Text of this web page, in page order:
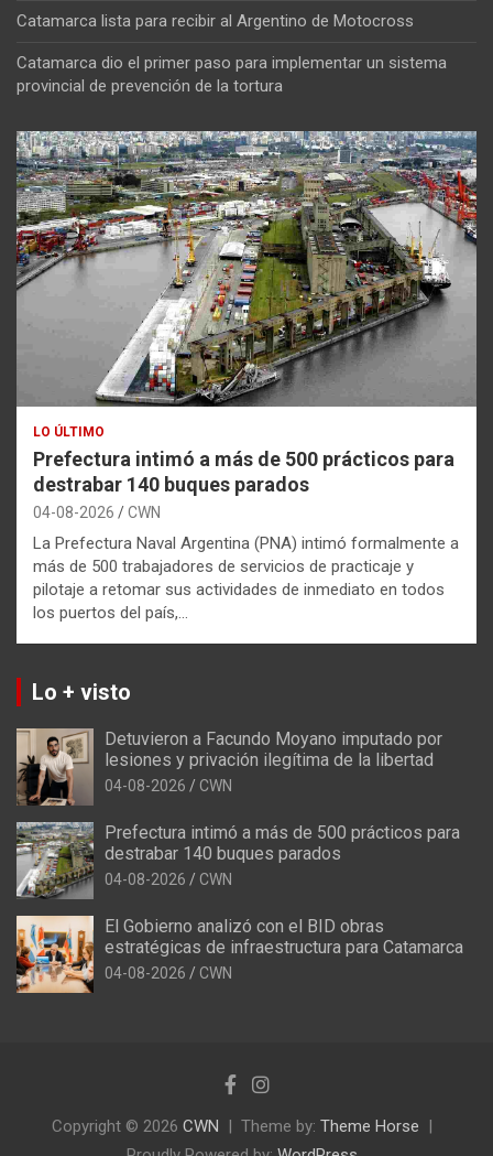
Catamarca lista para recibir al Argentino de Motocross
Catamarca dio el primer paso para implementar un sistema
provincial de prevención de la tortura
LO ÚLTIMO
Prefectura intimó a más de 500 prácticos para
destrabar 140 buques parados
04-08-2026 CWN
La Prefectura Naval Argentina (PNA) intimó formalmente a
más de 500 trabajadores de servicios de practicaje y
pilotaje a retomar sus actividades de inmediato en todos
los puertos del país,…
Lo + visto
Detuvieron a Facundo Moyano imputado por
lesiones y privación ilegítima de la libertad
04-08-2026 CWN
Prefectura intimó a más de 500 prácticos para
destrabar 140 buques parados
04-08-2026 CWN
El Gobierno analizó con el BID obras
estratégicas de infraestructura para Catamarca
04-08-2026 CWN
Copyright © 2026 CWN Theme by: Theme Horse